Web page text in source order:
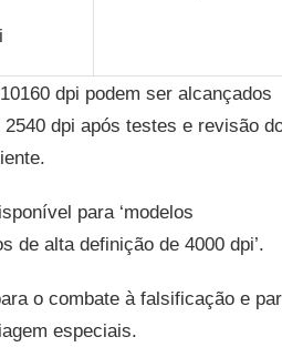
dpi podem ser alcançados
dpi após testes e revisão
para ‘modelos
de alta definição de 4000 dpi’.
o combate à falsificação e
especiais.